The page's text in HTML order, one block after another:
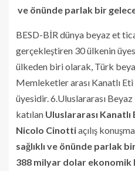
ve önünde parlak bir
BESD-BİR dünya beyaz et
gerçekleştiren 30 ülkenin
ülkeden biri olarak, Türk
Memleketler arası Kanatlı
üyesidir. 6.Uluslararası Beyaz
katılan Uluslararası
Nicolo Cinottiaçılış
sağlıklı ve önünde parlak
388 milyar dolar ekonomik